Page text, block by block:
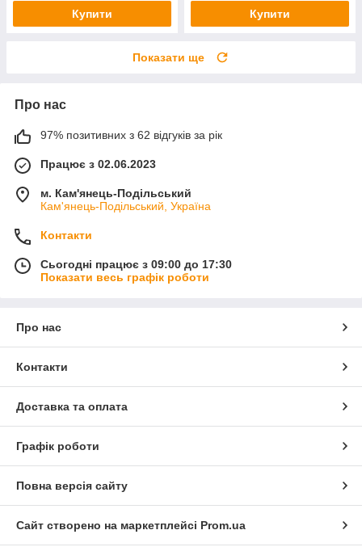
Купити Купити
Показати ще
Про нас
97% позитивних з 62 відгуків за рік
Працює з 02.06.2023
м. Кам'янець-Подільський
Кам'янець-Подільський, Україна
Контакти
Сьогодні працює з 09:00 до 17:30
Показати весь графік роботи
Про нас
Контакти
Доставка та оплата
Графік роботи
Повна версія сайту
Сайт створено на маркетплейсі Prom.ua